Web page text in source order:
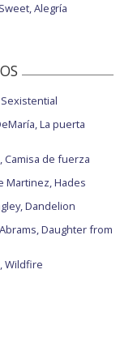
Alegría
La puerta
Camisa de fuerza
Martinez, Hades
Dandelion
Daughter from
Wildfire